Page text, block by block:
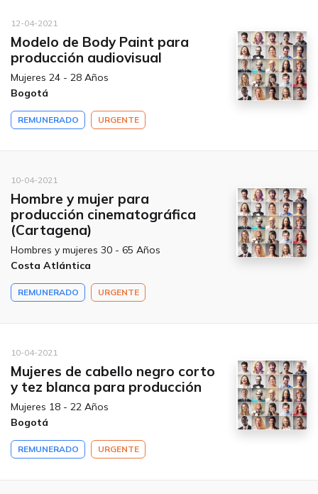
12-04-2021
Modelo de Body Paint para
producción audiovisual
Mujeres 24 - 28 Años
Bogotá
REMUNERADO URGENTE
10-04-2021
Hombre y mujer para
producción cinematográfica
(Cartagena)
Hombres y mujeres 30 - 65 Años
Costa Atlántica
REMUNERADO URGENTE
10-04-2021
Mujeres de cabello negro corto
y tez blanca para producción
Mujeres 18 - 22 Años
Bogotá
REMUNERADO URGENTE